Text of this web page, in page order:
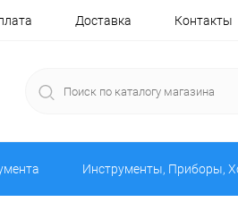
Доставка Контакты
Инструменты, Приборы,